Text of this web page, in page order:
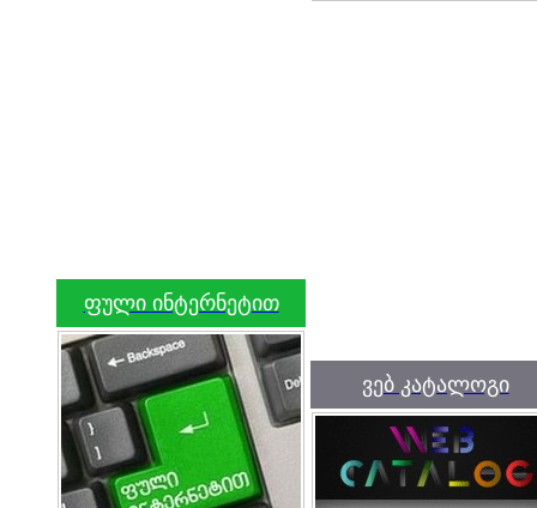
ფული ინტერნეტით
ვებ კატალოგი